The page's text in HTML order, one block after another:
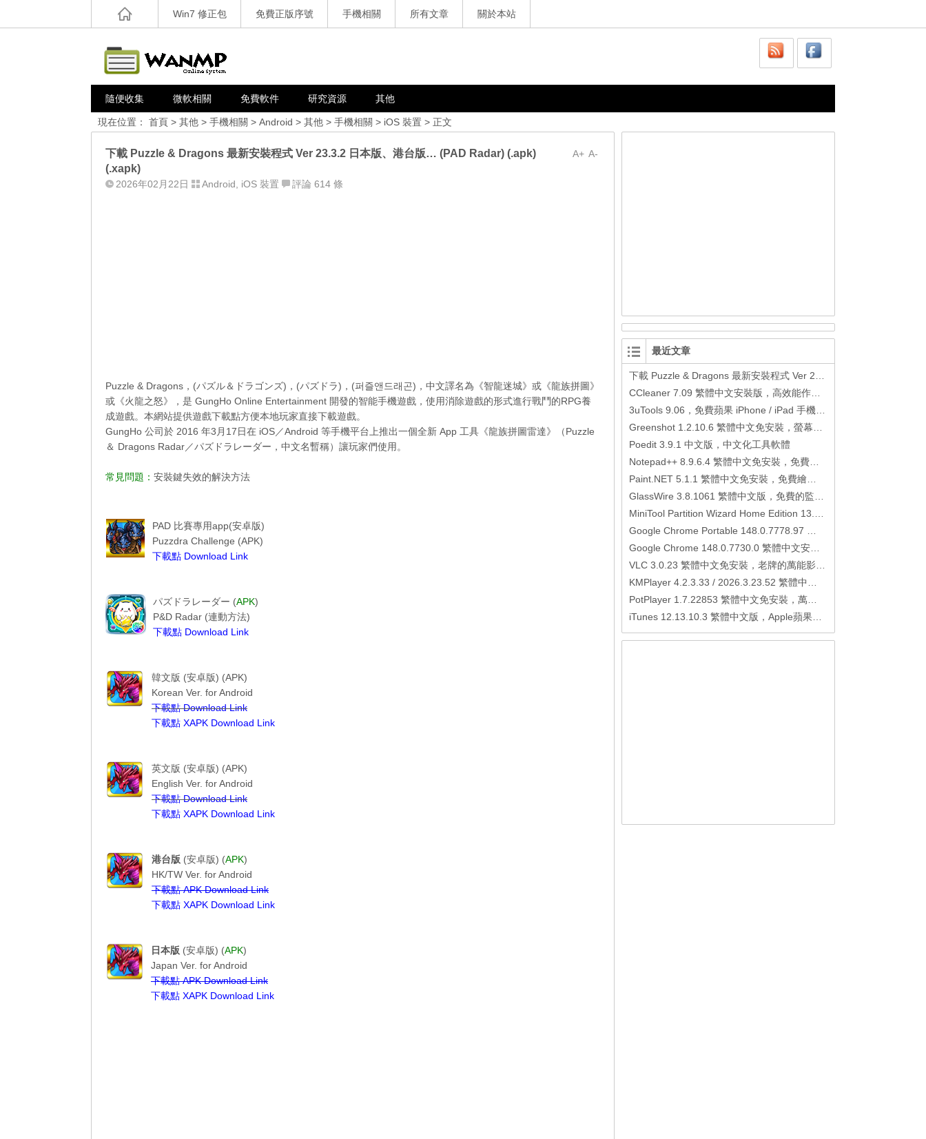
Win7 修正包 免費正版序號 手機相關 所有文章 關於本站
隨便收集 微軟相關 免費軟件 研究資源 其他
現在位置： 首頁 > 其他 > 手機相關 > Android > 其他 > 手機相關 > iOS 裝置 > 正文
A-
A+
下載 Puzzle & Dragons 最新安裝程式 Ver 23.3.2 日本版、港台版… (PAD Radar) (.apk)
(.xapk)
2026年02月22日 Android iOS 裝置 評論 614 條
Puzzle & Dragons，(パズル＆ドラゴンズ)，(パズドラ)，(퍼즐앤드래곤)，中文譯名為《智龍迷城》或《龍族拼圖》
或《火龍之怒》，是 GungHo Online Entertainment 開發的智能手機遊戲，使用消除遊戲的形式進行戰鬥的RPG養
成遊戲。本網站提供遊戲下載點方便本地玩家直接下載遊戲。
GungHo 公司於 2016 年3月17日在 iOS／Android 等手機平台上推出一個全新 App 工具《龍族拼圖雷達》（Puzzle
＆ Dragons Radar／パズドラレーダー，中文名暫稱）讓玩家們使用。
常見問題： 安裝鍵失效的解決方法
PAD 比賽專用app(安卓版)
Puzzdra Challenge (APK)
下載點 Download Link
パズドラレーダー (APK)
P&D Radar (連動方法)
下載點 Download Link
韓文版 (安卓版) (APK)
Korean Ver. for Android
下載點 Download Link
下載點 XAPK Download Link
英文版 (安卓版) (APK)
English Ver. for Android
下載點 Download Link
下載點 XAPK Download Link
港台版 (安卓版) (APK)
HK/TW Ver. for Android
下載點 APK Download Link
下載點 XAPK Download Link
日本版 (安卓版) (APK)
Japan Ver. for Android
下載點 APK Download Link
下載點 XAPK Download Link
最近文章
Poedit 3.9.1 中文版，中文化工具軟體